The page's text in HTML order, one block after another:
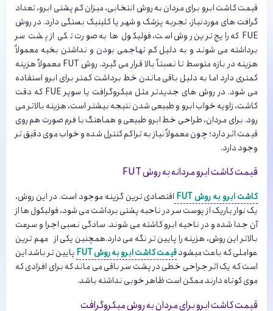
قیمت کاشت ابرو برای مردان به روش انتخابی، میزان کم پشتی ابرو، تعداد
گرافت های موردنیاز، تجربه پزشک و شهر یا کلینیک بستگی دارد. در روش
FUE که رایج ترین روش است، فولیکول ها به صورت تکی از پشت سر
برداشته می شوند و به دلیل کم تهاجمی بودن و نداشتن بخیه معمولاً
هزینه در بازه متوسط تا نسبتاً بالا قرار می گیرد. روش FUT معمولاً هزینه
کمتری دارد اما به دلیل باقی ماندن خط برداشت کمتر برای ابرو استفاده
می شود. در روش های جدیدتر مثل میکروگرافت یا سوپر FUE که دقت
کاشت، زاویه خواب ابرو و طبیعی شدن نتیجه بیشتر است، هزینه بالاتر می
رود. برای مردان، طراحی خط ابرو طبیعی و هماهنگ با فرم صورت هم روی
قیمت اثر دارد؛ چون معمولاً نیاز به تراکم کنترل شده و خواب موی دقیق تر
وجود دارد.
قیمت کاشت ابرو مردانه به روش FUT
کاشت ابرو به روش FUT
اقتصادی ترین گزینه موجود است. در این روش،
یک نوار باریک از پوست سر در ناحیه پشتی برداشت می شود، فولیکول ها از
آن جدا شده و در ناحیه ابرو کاشته می شوند. سادگی نسبی اجرا و سرعت
بالاتر این روش، هزینه را پایین تر نگه می دارد.همچنین یکی از مهم ترین
عواملی که باعث میشودقیمت کاشت ابرو به روش FUT
پایین تر باشد این
است که یک اثر جراحی خطی در پشت سر باقی می ماند که برای افرادی که
موی کوتاه دارند ممکن است ظاهر خوبی نداشته باشد.
قیمت کاشت ابرو برای مردان به روش میکروگرافت